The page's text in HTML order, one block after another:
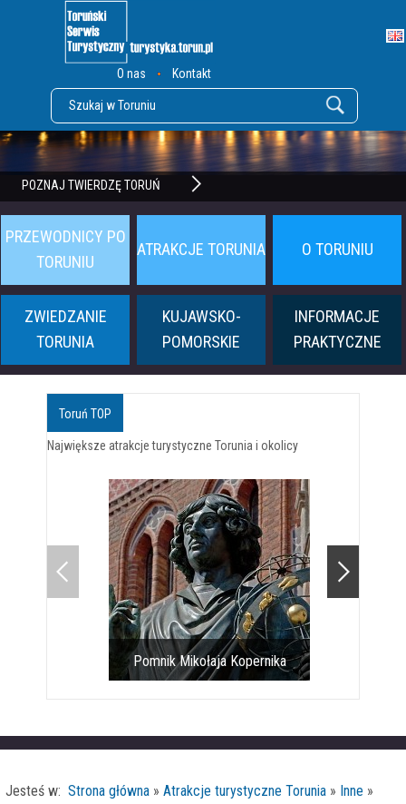
O nas Kontakt
POZNAJ TWIERDZĘ TORUŃ
PRZEWODNICY PO
TORUNIU
ATRAKCJE TORUNIA O TORUNIU
ZWIEDZANIE
TORUNIA
KUJAWSKO-
POMORSKIE
INFORMACJE
PRAKTYCZNE
Toruń TOP
Największe atrakcje turystyczne Torunia i okolicy
Pomnik Mikołaja Kopernika Toruński gotyk na dotyk
Jesteś w: Strona główna » Atrakcje turystyczne Torunia » Inne »